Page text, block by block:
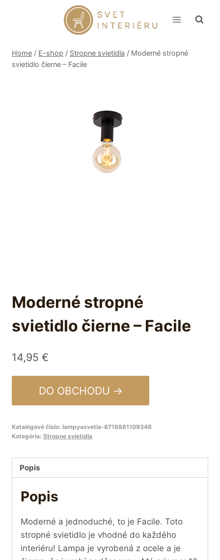
Home / E-shop / Stropne svietidla / Moderné stropné
svietidlo čierne – Facile
Moderné stropné
svietidlo čierne – Facile
14,95 €
DO OBCHODU →
Katalógové číslo: lampyasvetla-8718881109348
Kategória: Stropne svietidla
Popis
Popis
Moderné a jednoduché, to je Facile. Toto
stropné svietidlo je vhodné do každého
interiéru! Lampa je vyrobená z ocele a je